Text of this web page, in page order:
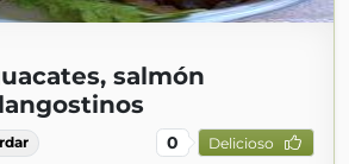
salmón
0 Delicioso